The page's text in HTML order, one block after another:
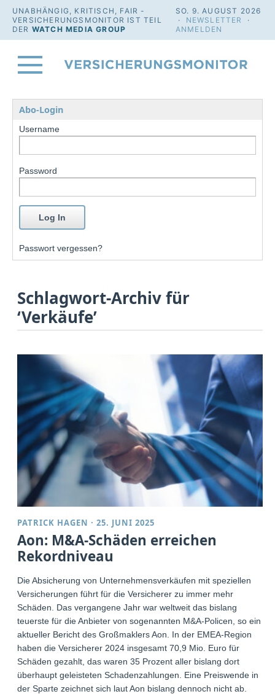
UNABHÄNGIG, KRITISCH, FAIR -
VERSICHERUNGSMONITOR IST TEIL
DER WATCH MEDIA GROUP
SO. 9. AUGUST 2026
· NEWSLETTER
·
ANMELDEN
Abo-Login
Username
Password
Passwort vergessen?
Schlagwort-Archiv für
‘Verkäufe’
PATRICK HAGEN ·25. JUNI 2025
Aon: M&A-Schäden erreichen
Rekordniveau
Die Absicherung von Unternehmensverkäufen mit speziellen
Versicherungen führt für die Versicherer zu immer mehr
Schäden. Das vergangene Jahr war weltweit das bislang
teuerste für die Anbieter von sogenannten M&A-Policen, so ein
aktueller Bericht des Großmaklers Aon. In der EMEA-Region
haben die Versicherer 2024 insgesamt 70,9 Mio. Euro für
Schäden gezahlt, das waren 35 Prozent aller bislang dort
überhaupt geleisteten Schadenzahlungen. Eine Preiswende in
der Sparte zeichnet sich laut Aon bislang dennoch nicht ab.